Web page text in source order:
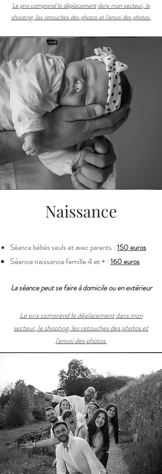
Le prix comprend le déplacement dans mon secteur, le
shooting, les retouches des photos et l'envoides photos.
Naissance
Séance bébés seuls et avec parents :150euros
Séance naissance famille 4 et +:160 euros
La séance peut se faire à domicile ou en extérieur
Le prix comprend le déplacement dans mon
secteur, le shooting, les retouches des photos et
l'envoides photos.